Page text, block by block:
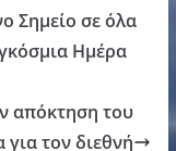
Σημείο σε όλα
Ημέρα
απόκτηση του
τον διεθνή